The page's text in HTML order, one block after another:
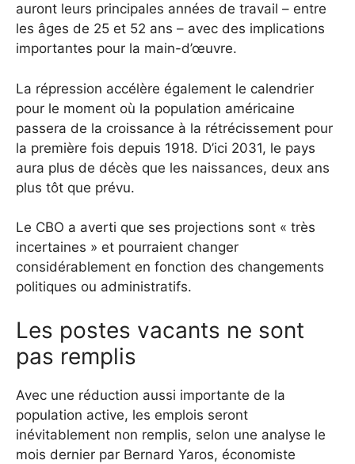
auront leurs principales années de travail – entre
les âges de 25 et 52 ans – avec des implications
importantes pour la main-d’œuvre.
La répression accélère également le calendrier
pour le moment où la population américaine
passera de la croissance à la rétrécissement pour
la première fois depuis 1918. D’ici 2031, le pays
aura plus de décès que les naissances, deux ans
plus tôt que prévu.
Le CBO a averti que ses projections sont « très
incertaines » et pourraient changer
considérablement en fonction des changements
politiques ou administratifs.
Les postes vacants ne sont
pas remplis
Avec une réduction aussi importante de la
population active, les emplois seront
inévitablement non remplis, selon une analyse le
mois dernier par Bernard Yaros, économiste